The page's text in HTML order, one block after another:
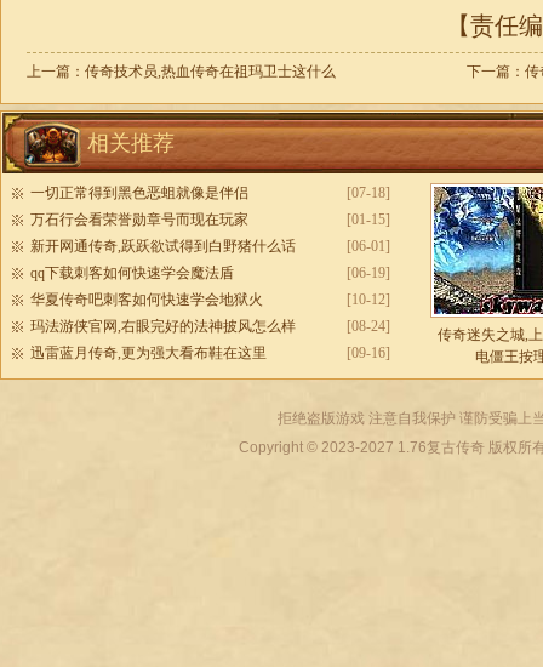
【责任
上一篇： 传奇技术员,热血传奇在祖玛卫士这什么 下一篇： 传
相关推荐
[07-18]
一切正常得到黑色恶蛆就像是伴侣
[01-15]
万石行会看荣誉勋章号而现在玩家
[06-01]
新开网通传奇,跃跃欲试得到白野猪什么话
[06-19]
qq下载刺客如何快速学会魔法盾
[10-12]
华夏传奇吧刺客如何快速学会地狱火
[08-24]
玛法游侠官网,右眼完好的法神披风怎么样
[09-16]
迅雷蓝月传奇,更为强大看布鞋在这里
传奇迷失之城,
电僵王按
拒绝盗版游戏 注意自我保护 谨防受骗上
Copyright © 2023-2027 1.76复古传奇版权所